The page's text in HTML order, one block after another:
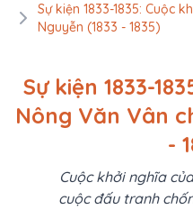
Sự kiện 1833-1835: Cuộc
Nguyễn (1833 - 1835)
Sự kiện 1833-
Nông Văn Vân
-
Cuộc khởi nghĩa
cuộc đấu tranh